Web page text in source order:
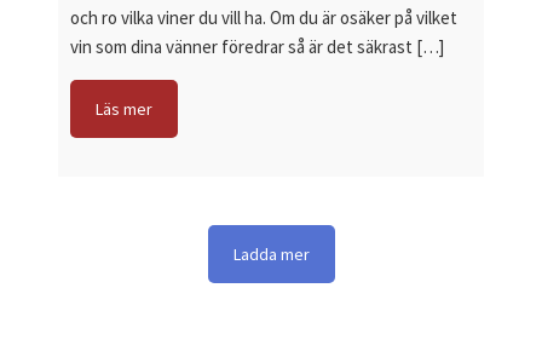
och ro vilka viner du vill ha. Om du är osäker på vilket
vin som dina vänner föredrar så är det säkrast […]